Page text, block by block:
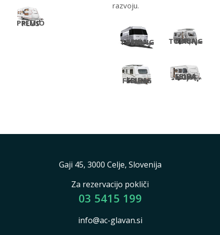
PREMIO PLUS
razvoju.
ERIBA TOURING 820 ERIBA TOURING
ERIBA FEELING ERIBA NOVA LIGHT
Gaji 45, 3000 Celje, Slovenija
Za rezervacijo pokliči
03 5415 199
info@ac-glavan.si